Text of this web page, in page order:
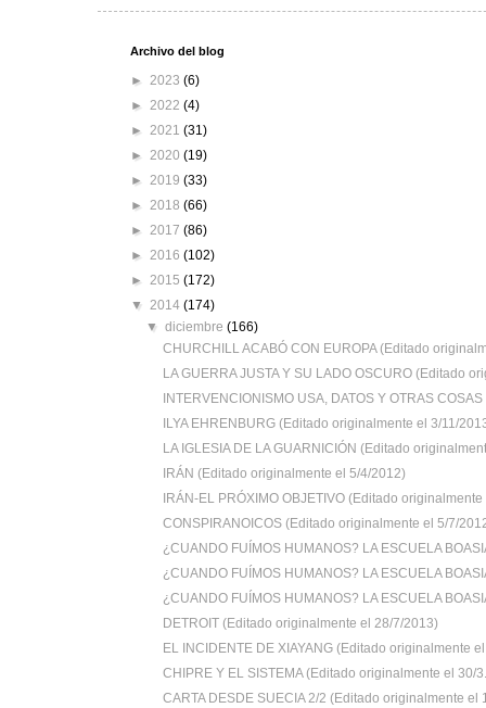
Archivo del blog
► 2023 (6)
► 2022 (4)
► 2021 (31)
► 2020 (19)
► 2019 (33)
► 2018 (66)
► 2017 (86)
► 2016 (102)
► 2015 (172)
▼ 2014 (174)
▼diciembre(166)
CHURCHILL ACABÓ CON EUROPA (Editado
LA GUERRA JUSTA Y SU LADO OSCURO (Editado
INTERVENCIONISMO USA, DATOS Y OTRAS
ILYA EHRENBURG (Editado originalmente el 3/11/
LA IGLESIA DE LA GUARNICIÓN (Editado
IRÁN (Editado originalmente el 5/4/2012)
IRÁN-EL PRÓXIMO OBJETIVO (Editado originalmente
CONSPIRANOICOS (Editado originalmente el 5/7/
¿CUANDO FUÍMOS HUMANOS? LA ESCUELA
¿CUANDO FUÍMOS HUMANOS? LA ESCUELA
¿CUANDO FUÍMOS HUMANOS? LA ESCUELA
DETROIT (Editado originalmente el 28/7/2013)
EL INCIDENTE DE XIAYANG (Editado originalmente el
CHIPRE Y EL SISTEMA (Editado originalmente el 30/
CARTA DESDE SUECIA 2/2 (Editado originalmente el